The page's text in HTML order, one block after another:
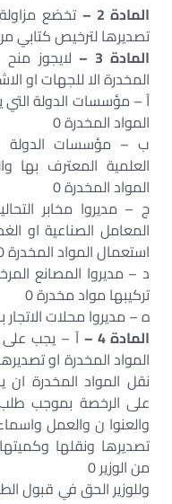
المادة 2 –
تخضع مزاولة
تصديرها لترخيص كتابي
المادة 3 –
لايجوز منح
المخدرة الا للجهات او
آ – مؤسسات الدولة التي
المواد المخدرة 0
ب – مؤسسات الدولة
العلمية المعترف بها
المواد المخدرة 0
ج – مديروا مخابر
المعامل الصناعية او
استعمال المواد المخدرة 0
د – مديروا المصانع
تركيبها مواد مخدرة 0
ه – مديروا محلات الاتجار
المادة 4 –
آ – يجب على
المواد المخدرة او
نقل المواد المخدرة
على الرخصة بموجب طلب
والعنوا ن والعمل
تصديرها ونقلها
من الوزير 0
وللوزير الحق في قبول